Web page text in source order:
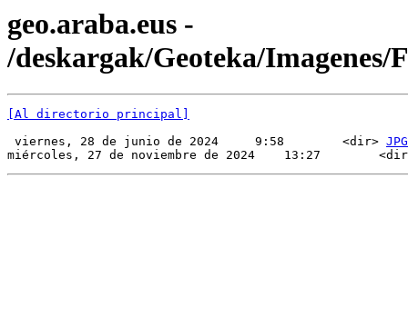
geo.araba.eus -
/deskargak/Geoteka/Imagenes/
[Al directorio principal]
viernes, 28 de junio de 2024     9:58        <dir> JPG
miércoles, 27 de noviembre de 2024    13:27